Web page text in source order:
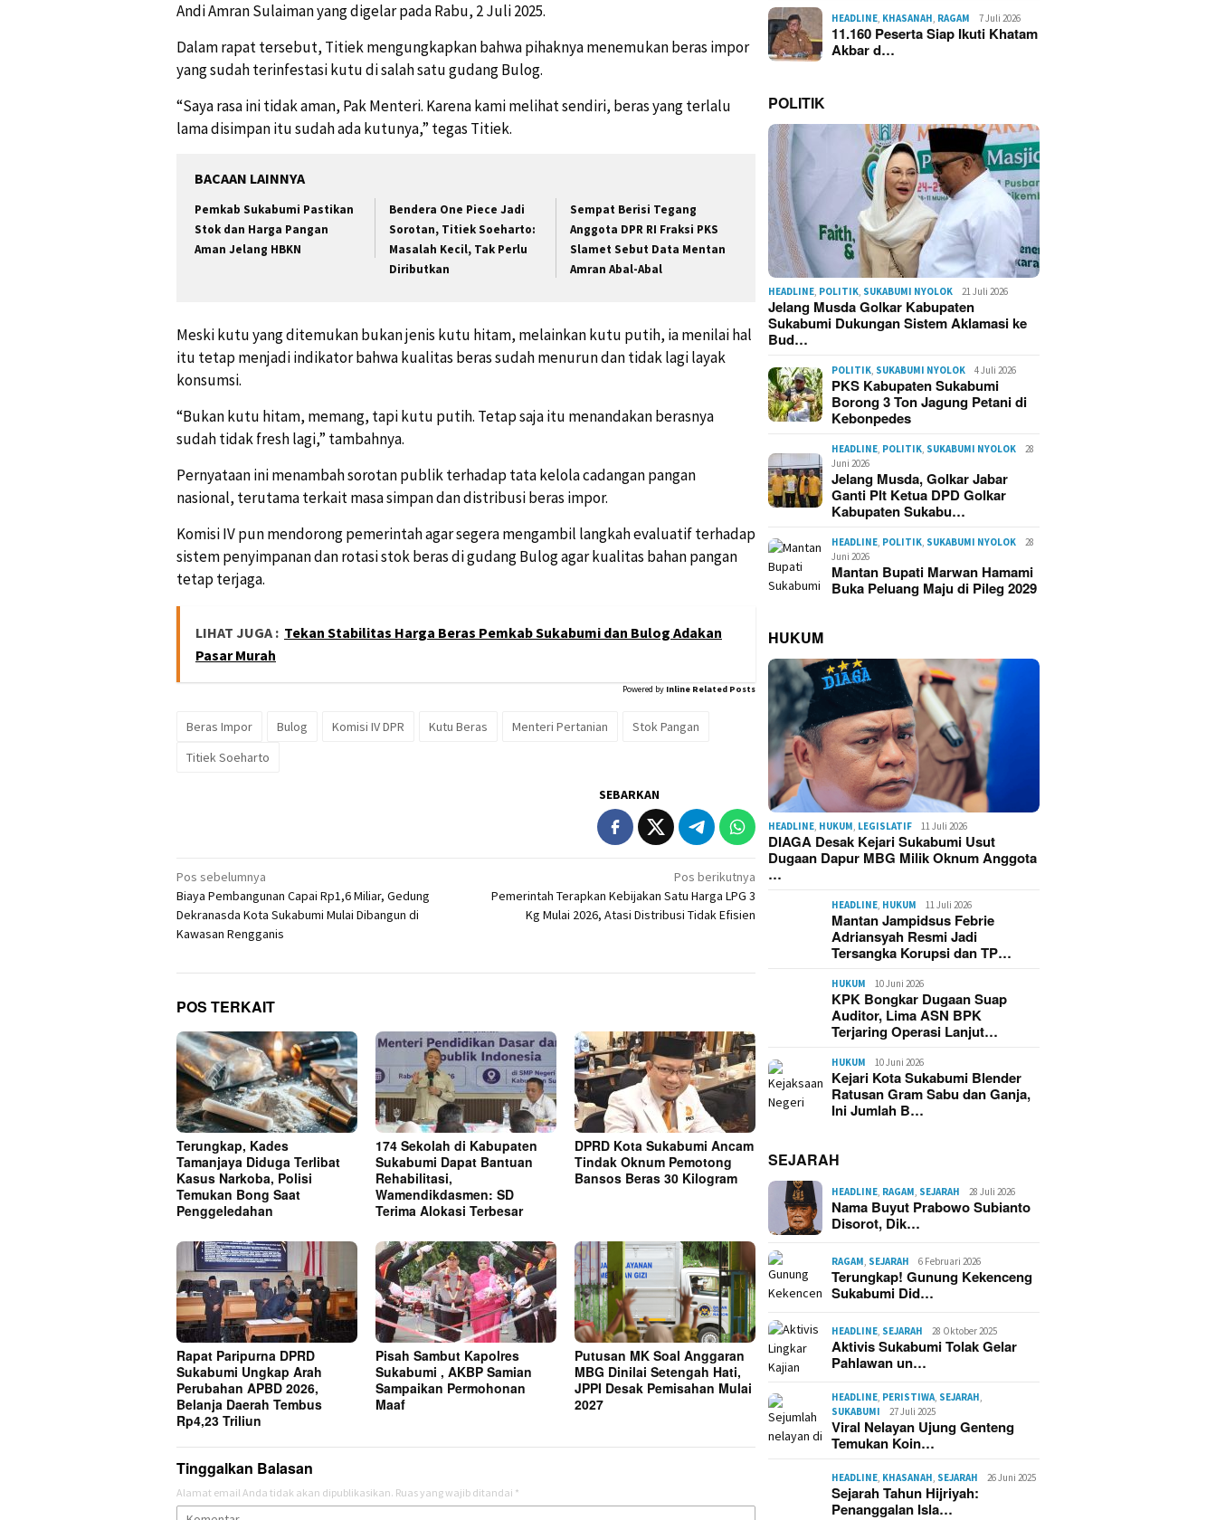
Andi Amran Sulaiman yang digelar pada Rabu, 2 Juli 2025.
Dalam rapat tersebut, Titiek mengungkapkan bahwa pihaknya menemukan beras impor
yang sudah terinfestasi kutu di salah satu gudang Bulog.
“Saya rasa ini tidak aman, Pak Menteri. Karena kami melihat sendiri, beras yang terlalu
lama disimpan itu sudah ada kutunya,” tegas Titiek.
BACAAN LAINNYA
Pemkab Sukabumi Pastikan
Stok dan Harga Pangan
Aman Jelang HBKN
Bendera One Piece Jadi
Sorotan, Titiek Soeharto:
Masalah Kecil, Tak Perlu
Diributkan
Sempat Berisi Tegang
Anggota DPR RI Fraksi PKS
Slamet Sebut Data Mentan
Amran Abal-Abal
Meski kutu yang ditemukan bukan jenis kutu hitam, melainkan kutu putih, ia menilai hal
itu tetap menjadi indikator bahwa kualitas beras sudah menurun dan tidak lagi layak
konsumsi.
“Bukan kutu hitam, memang, tapi kutu putih. Tetap saja itu menandakan berasnya
sudah tidak fresh lagi,” tambahnya.
Pernyataan ini menambah sorotan publik terhadap tata kelola cadangan pangan
nasional, terutama terkait masa simpan dan distribusi beras impor.
Komisi IV pun mendorong pemerintah agar segera mengambil langkah evaluatif terhadap
sistem penyimpanan dan rotasi stok beras di gudang Bulog agar kualitas bahan pangan
tetap terjaga.
LIHAT JUGA : Tekan Stabilitas Harga Beras Pemkab Sukabumi dan Bulog Adakan
Pasar Murah
Powered by Inline Related Posts
Beras Impor Bulog Komisi IV DPR Kutu Beras Menteri Pertanian
Stok Pangan
Titiek Soeharto
SEBARKAN
Navigasi
pos
Pos sebelumnya
Biaya Pembangunan Capai Rp1,6 Miliar, Gedung
Dekranasda Kota Sukabumi Mulai Dibangun di
Kawasan Rengganis
Pos berikutnya
Pemerintah Terapkan Kebijakan Satu Harga LPG 3
Kg Mulai 2026, Atasi Distribusi Tidak Efisien
POS TERKAIT
Terungkap, Kades
Tamanjaya Diduga Terlibat
Kasus Narkoba, Polisi
Temukan Bong Saat
Penggeledahan
174 Sekolah di Kabupaten
Sukabumi Dapat Bantuan
Rehabilitasi,
Wamendikdasmen: SD
Terima Alokasi Terbesar
DPRD Kota Sukabumi Ancam
Tindak Oknum Pemotong
Bansos Beras 30 Kilogram
Rapat Paripurna DPRD
Sukabumi Ungkap Arah
Perubahan APBD 2026,
Belanja Daerah Tembus
Rp4,23 Triliun
Pisah Sambut Kapolres
Sukabumi , AKBP Samian
Sampaikan Permohonan
Maaf
Putusan MK Soal Anggaran
MBG Dinilai Setengah Hati,
JPPI Desak Pemisahan Mulai
2027
Tinggalkan Balasan
Alamat email Anda tidak akan dipublikasikan. Ruas yang wajib ditandai *
HEADLINE, KHASANAH, RAGAM 7 Juli 2026
11.160 Peserta Siap Ikuti Khatam
Akbar d…
POLITIK
HEADLINE, POLITIK, SUKABUMI NYOLOK 21 Juli 2026
Jelang Musda Golkar Kabupaten
Sukabumi Dukungan Sistem Aklamasi ke
Bud…
POLITIK, SUKABUMI NYOLOK 4 Juli 2026
PKS Kabupaten Sukabumi
Borong 3 Ton Jagung Petani di
Kebonpedes
HEADLINE, POLITIK, SUKABUMI NYOLOK
28
Juni 2026
Jelang Musda, Golkar Jabar
Ganti Plt Ketua DPD Golkar
Kabupaten Sukabu…
HEADLINE, POLITIK, SUKABUMI NYOLOK
28
Juni 2026
Mantan Bupati Marwan Hamami
Buka Peluang Maju di Pileg 2029
HUKUM
HEADLINE, HUKUM, LEGISLATIF 11 Juli 2026
DIAGA Desak Kejari Sukabumi Usut
Dugaan Dapur MBG Milik Oknum Anggota
…
HEADLINE, HUKUM 11 Juli 2026
Mantan Jampidsus Febrie
Adriansyah Resmi Jadi
Tersangka Korupsi dan TP…
HUKUM 10 Juni 2026
KPK Bongkar Dugaan Suap
Auditor, Lima ASN BPK
Terjaring Operasi Lanjut…
HUKUM 10 Juni 2026
Kejari Kota Sukabumi Blender
Ratusan Gram Sabu dan Ganja,
Ini Jumlah B…
SEJARAH
HEADLINE, RAGAM, SEJARAH 28 Juli 2026
Nama Buyut Prabowo Subianto
Disorot, Dik…
RAGAM, SEJARAH 6 Februari 2026
Terungkap! Gunung Kekenceng
Sukabumi Did…
HEADLINE, SEJARAH 28 Oktober 2025
Aktivis Sukabumi Tolak Gelar
Pahlawan un…
HEADLINE, PERISTIWA, SEJARAH,
SUKABUMI
27 Juli 2025
Viral Nelayan Ujung Genteng
Temukan Koin…
HEADLINE, KHASANAH, SEJARAH 26 Juni 2025
Sejarah Tahun Hijriyah:
Penanggalan Isla…